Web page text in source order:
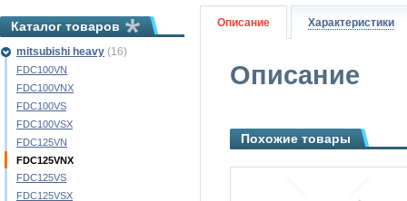
Описание Характеристики
Описание
Похожие товары
Каталог товаров
mitsubishi heavy (16)
FDC100VN
FDC100VNX
FDC100VS
FDC100VSX
FDC125VN
FDC125VNX
FDC125VS
FDC125VSX